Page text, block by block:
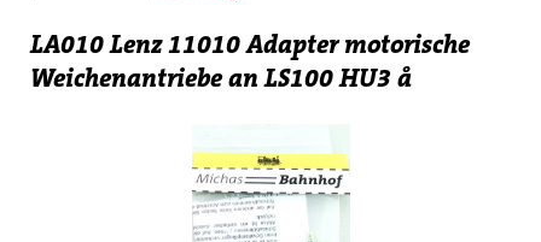
LA010 Lenz 11010 Adapter motorische
Weichenantriebe an LS100 HU3 å